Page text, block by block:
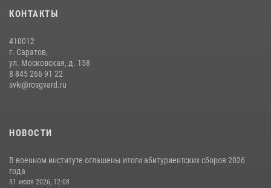
КОНТАКТЫ
410012
г. Саратов,
ул. Московская, д. 158
8 845 266 91 22
svki@rosgvard.ru
НОВОСТИ
В военном институте оглашены итоги абитуриентских сборов 2026
года
31 июля 2026, 12:08